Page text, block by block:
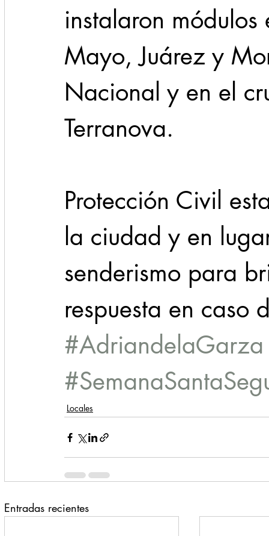
instalaron
Mayo, Juárez y
Nacional y en el
Terranova.
Protección Civil
la ciudad y en
senderismo para
respuesta en caso
#AdriandelaGarza
Locales
Entradas recientes